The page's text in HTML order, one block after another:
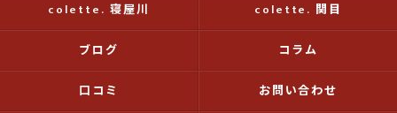
colette. 寝屋川 colette. 関目
ブログ コラム
口コミ お問い合わせ